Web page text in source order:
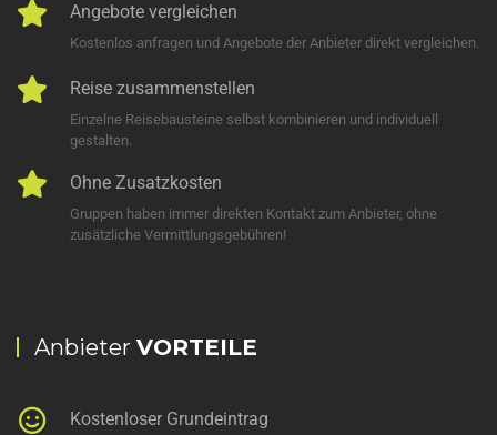
Angebote vergleichen
Kostenlos anfragen und Angebote der Anbieter direkt vergleichen.
Reise zusammenstellen
Einzelne Reisebausteine selbst kombinieren und individuell
gestalten.
Ohne Zusatzkosten
Gruppen haben immer direkten Kontakt zum Anbieter, ohne
zusätzliche Vermittlungsgebühren!
Anbieter VORTEILE
Kostenloser Grundeintrag